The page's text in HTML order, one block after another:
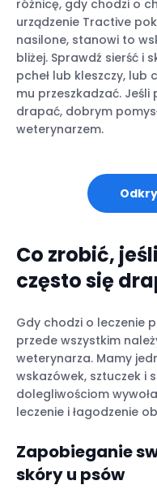
różnicę, gdy chodzi o
urządzenie Tractive
nasilone, stanowi to
bliżej. Sprawdź sierść i
pcheł lub kleszczy, lub
mu przeszkadzać.
drapać, dobrym
weterynarzem.
Co zrobić,
często się
Gdy chodzi o leczenie
przede wszystkim
weterynarza. Mamy
wskazówek, sztuczek i
dolegliwościom
leczenie i łagodzenie
Zapobieganie
skóry u psów